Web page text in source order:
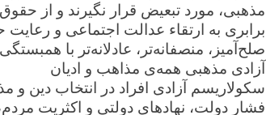
مذهبی، مورد تبعیض قرار نگیرند و از
برابری به ارتقاء عدالت اجتماعی و
صلح‌آمیز، منصفانه‌تر، عادلانه‌تر با
آزادی مذهبی همه‌ی مذاهب و ادیان
سکولاریسم آزادی افراد در انتخاب دین و
فشار دولت، نهادهای دولتی و اکثریت